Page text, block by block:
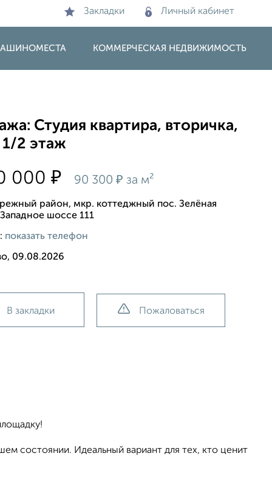
Закладки Личный кабинет
КОММЕРЧЕСКАЯ НЕДВИЖИМОСТЬ
Студия квартира, вторичка,
1/2 этаж
000₽ 90 300₽ за м²
район, мкр. коттеджный пос. Зелёная
шоссе 111
показать телефон
09.08.2026
В закладки Пожаловаться
состоянии. Идеальный вариант для тех, кто ценит